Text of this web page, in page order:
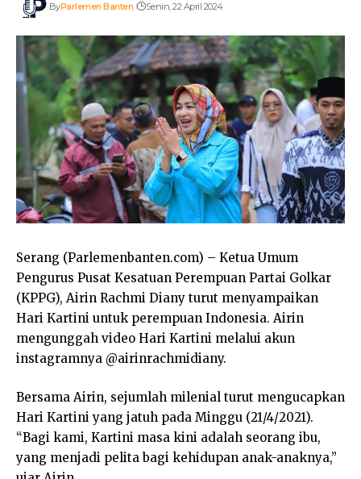
ByParlemen Banten Senin, 22 April 2024
Serang (Parlemenbanten.com) – Ketua Umum
Pengurus Pusat Kesatuan Perempuan Partai Golkar
(KPPG), Airin Rachmi Diany turut menyampaikan
Hari Kartini untuk perempuan Indonesia. Airin
mengunggah video Hari Kartini melalui akun
instagramnya @airinrachmidiany.
Bersama Airin, sejumlah milenial turut mengucapkan
Hari Kartini yang jatuh pada Minggu (21/4/2021).
“Bagi kami, Kartini masa kini adalah seorang ibu,
yang menjadi pelita bagi kehidupan anak-anaknya,”